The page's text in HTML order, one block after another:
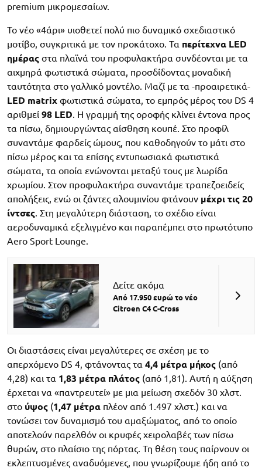
premium μικρομεσαίων.
Το νέο «4άρι» υιοθετεί πολύ πιο δυναμικό σχεδιαστικό
μοτίβο, συγκριτικά με τον προκάτοχο. Τα περίτεχνα LED
ημέρας στα πλαϊνά του προφυλακτήρα συνδέονται με τα
αιχμηρά φωτιστικά σώματα, προσδίδοντας μοναδική
ταυτότητα στο γαλλικό μοντέλο. Μαζί με τα -προαιρετικά-
LED matrix φωτιστικά σώματα, το εμπρός μέρος του DS 4
αριθμεί 98 LED. Η γραμμή της οροφής κλίνει έντονα προς
τα πίσω, δημιουργώντας αίσθηση κουπέ. Στο προφίλ
συναντάμε φαρδείς ώμους, που καθοδηγούν το μάτι στο
πίσω μέρος και τα επίσης εντυπωσιακά φωτιστικά
σώματα, τα οποία ενώνονται μεταξύ τους με λωρίδα
χρωμίου. Στον προφυλακτήρα συναντάμε τραπεζοειδείς
απολήξεις, ενώ οι ζάντες αλουμινίου φτάνουν μέχρι τις 20
ίντσες. Στη μεγαλύτερη διάσταση, το σχέδιο είναι
αεροδυναμικά εξελιγμένο και παραπέμπει στο πρωτότυπο
Aero Sport Lounge.
Δείτε ακόμα
Από 17.950 ευρώ το νέο
Citroen C4 C-Cross
Οι διαστάσεις είναι μεγαλύτερες σε σχέση με το
απερχόμενο DS 4, φτάνοντας τα 4,4 μέτρα μήκος (από
4,28) και τα 1,83 μέτρα πλάτος (από 1,81). Αυτή η αύξηση
έρχεται να «παντρευτεί» με μια μείωση σχεδόν 30 χλστ.
στο ύψος (1,47 μέτρα πλέον από 1.497 χλστ.) και να
τονώσει τον δυναμισμό του αμαξώματος, από το οποίο
αποτελούν παρελθόν οι κρυφές χειρολαβές των πίσω
θυρών, στο πλαίσιο της πόρτας. Τη θέση τους παίρνουν οι
εκλεπτυσμένες αναδυόμενες, που γνωρίζουμε ήδη από το